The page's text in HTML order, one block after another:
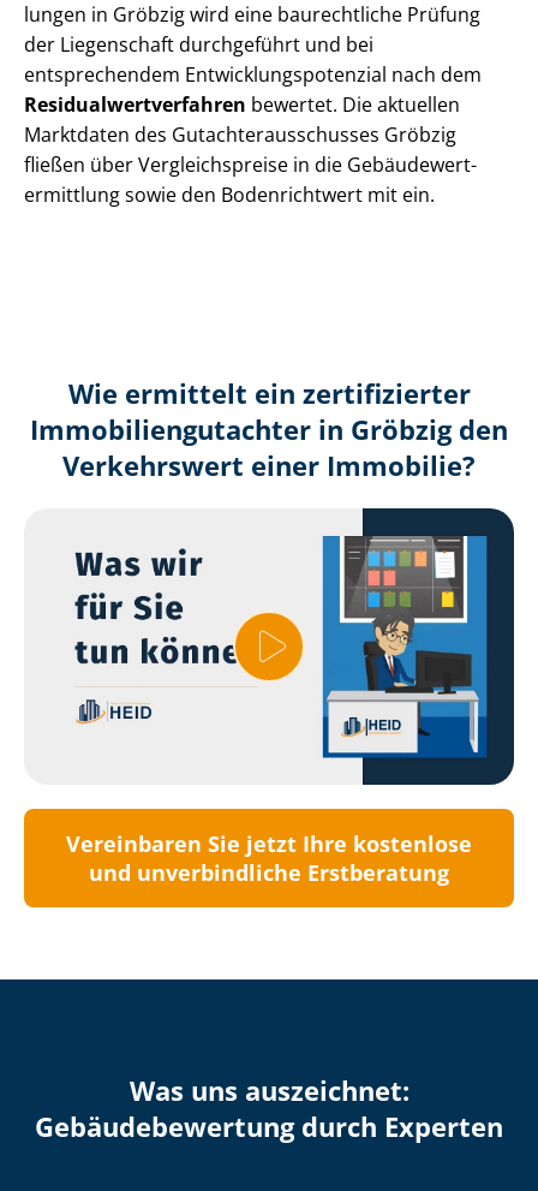
lun­gen in Gröbzig wird eine baurechtliche Prüfung
der Liegenschaft durchgeführt und bei
entsprechendem Ent­wick­lungs­po­ten­zi­al nach dem
Re­si­du­al­wert­ver­fah­ren bewertet. Die aktuellen
Marktdaten des Gut­ach­ter­aus­schus­ses Gröbzig
fließen über Ver­gleichs­prei­se in die Ge­bäu­de­wert­
ermitt­lung sowie den Bodenrichtwert mit ein.
Wie ermittelt ein zertifizierter
Immobilien­gutachter in Gröbzig den
Verkehrswert einer Immobilie?
Vereinbaren Sie jetzt Ihre kostenlose
und unverbindliche Erstberatung
Was uns auszeichnet:
Ge­bäu­de­be­wer­tung durch Experten